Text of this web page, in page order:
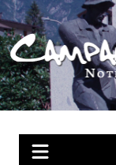
Salta
al
contenuto